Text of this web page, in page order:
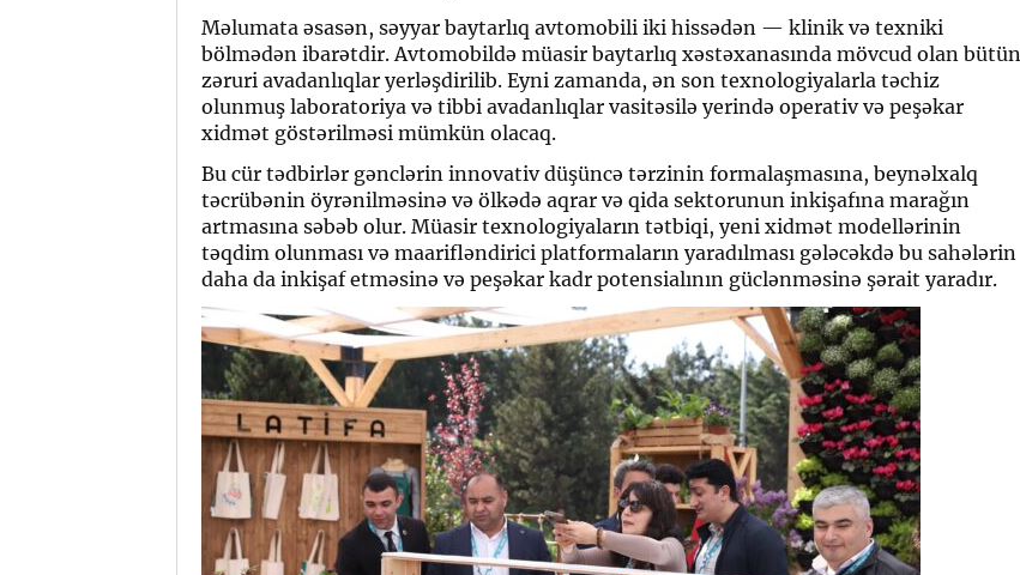
Məlumata əsasən, səyyar baytarlıq avtomobili iki hissədən — klinik və texniki
bölmədən ibarətdir. Avtomobildə müasir baytarlıq xəstəxanasında mövcud olan bütün
zəruri avadanlıqlar yerləşdirilib. Eyni zamanda, ən son texnologiyalarla təchiz
olunmuş laboratoriya və tibbi avadanlıqlar vasitəsilə yerində operativ və peşəkar
xidmət göstərilməsi mümkün olacaq.
Bu cür tədbirlər gənclərin innovativ düşüncə tərzinin formalaşmasına, beynəlxalq
təcrübənin öyrənilməsinə və ölkədə aqrar və qida sektorunun inkişafına marağın
artmasına səbəb olur. Müasir texnologiyaların tətbiqi, yeni xidmət modellərinin
təqdim olunması və maarifləndirici platformaların yaradılması gələcəkdə bu sahələrin
daha da inkişaf etməsinə və peşəkar kadr potensialının güclənməsinə şərait yaradır.